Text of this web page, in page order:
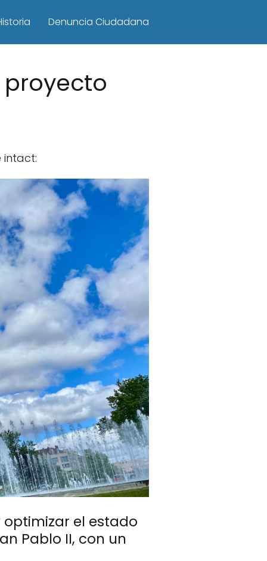
Denuncia Ciudadana
intact:
el estado
Pablo II, con un